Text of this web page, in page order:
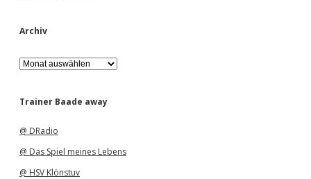
Archiv
A
r
h
Trainer Baade away
@ DRadio
@ Das Spiel meines Lebens
@ HSV Klönstuv